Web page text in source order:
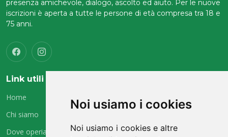
Noi usiamo i cookies
Noi usiamo i cookies e altre
presenza amichevole, dialogo, ascolto ed aiuto. Per le nuove
iscrizioni è aperta a tutte le persone di età compresa tra 18 e
75 anni.
Link utili
Home
Chi siamo
Dove operiamo